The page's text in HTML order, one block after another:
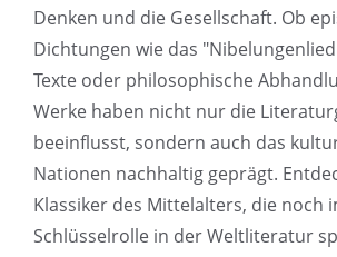
Denken und die Gesellschaft. Ob
Dichtungen wie das
Texte oder philosophische
Werke haben nicht nur die
beeinflusst, sondern auch das
Nationen nachhaltig geprägt.
Klassiker des Mittelalters, die noch
Schlüsselrolle in der Weltliteratur